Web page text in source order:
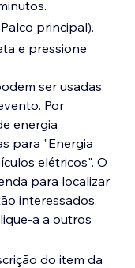
principal).
e pressione
ser usadas
Por
energia
para "Energia
elétricos". O
para localizar
interessados.
a a outros
do item da